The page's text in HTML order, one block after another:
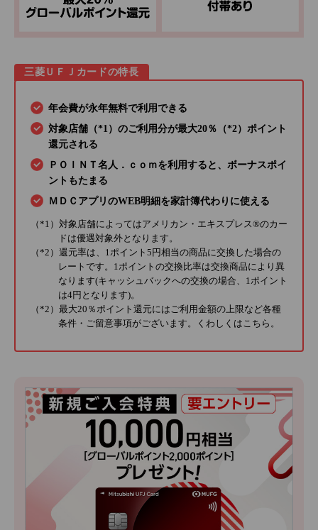
三菱ＵＦＪカードの特長
年会費が永年無料で利用できる
対象店舗（*1）のご利用分が最大20％（*2）ポイント
還元される
ＰＯＩＮＴ名人．ｃｏｍを利用すると、ボーナスポイ
ントもたまる
ＭＤＣアプリのWEB明細を家計簿代わりに使える
（*1）対象店舗によってはアメリカン・エキスプレス®のカー
ドは優遇対象外となります。
（*2）還元率は、1ポイント5円相当の商品に交換した場合の
レートです。1ポイントの交換比率は交換商品により異
なります(キャッシュバックへの交換の場合、1ポイント
は4円となります)。
（*2）最大20％ポイント還元にはご利用金額の上限など各種
条件・ご留意事項がございます。くわしくはこちら 。